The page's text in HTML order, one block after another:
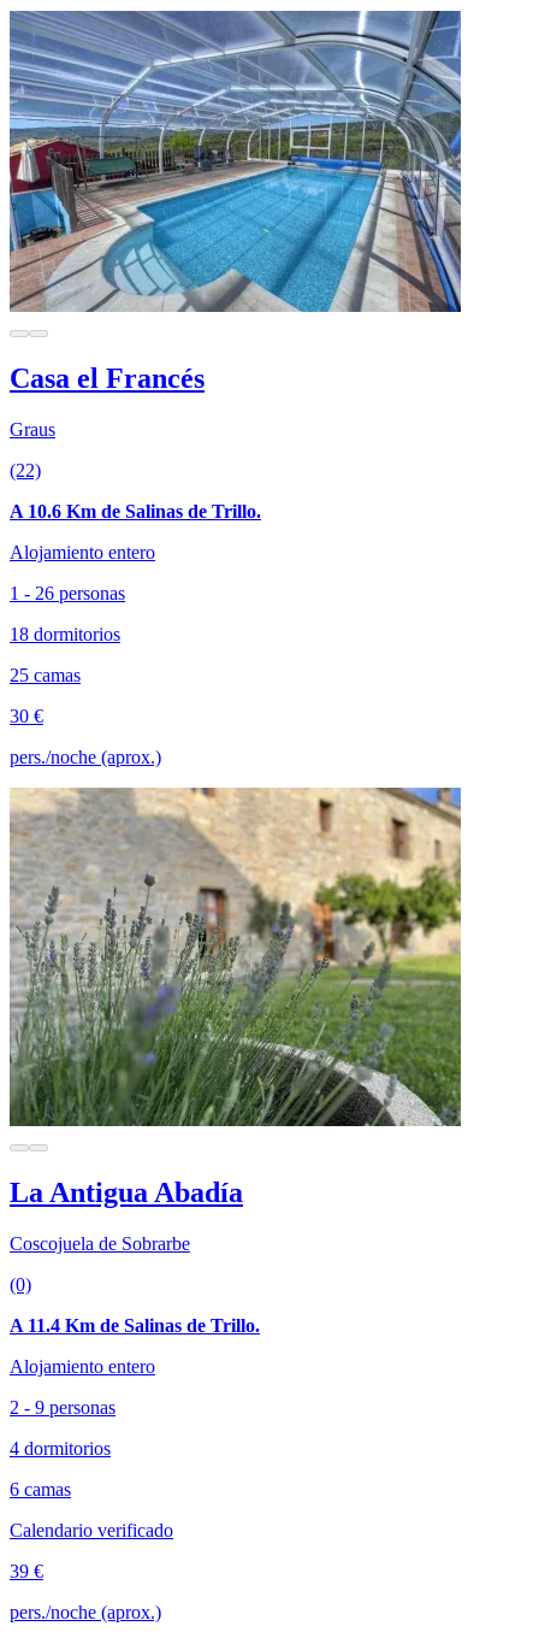
Casa el Francés
Graus
(22)
A 10.6 Km de Salinas de Trillo.
Alojamiento entero
1 - 26 personas
18 dormitorios
25 camas
30 €
pers./noche (aprox.)
La Antigua Abadía
Coscojuela de Sobrarbe
(0)
A 11.4 Km de Salinas de Trillo.
Alojamiento entero
2 - 9 personas
4 dormitorios
6 camas
Calendario verificado
39 €
pers./noche (aprox.)